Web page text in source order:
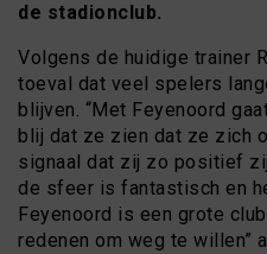
de stadionclub.
Volgens de huidige trainer
toeval dat veel spelers
blijven. “Met Feyenoord
blij dat ze zien dat ze zich
signaal dat zij zo positief
de sfeer is fantastisch en
Feyenoord is een grote
redenen om weg te willen”